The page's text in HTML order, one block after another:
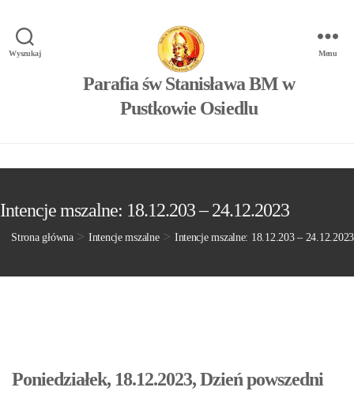
Wyszukaj
Parafia św Stanisława BM w
Pustkowie Osiedlu
Menu
Intencje mszalne: 18.12.203 – 24.12.2023
Strona główna> Intencje mszalne> Intencje mszalne: 18.12.203 – 24.12.2023
Poniedziałek, 18.12.2023, Dzień powszedni